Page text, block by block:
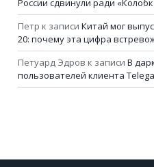
России сдвинули ради
Петр к записи Китай мог
20: почему эта цифра
Петуард Эдров к записи В
пользователей клиента